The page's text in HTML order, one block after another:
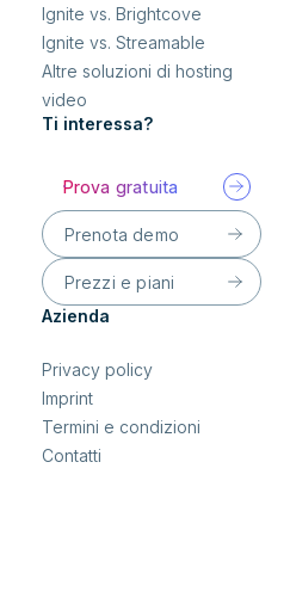
Ignite vs. Brightcove
Ignite vs. Streamable
Altre soluzioni di hosting
video
Ti interessa?
Prova gratuita
Prenota demo
Prezzi e piani
Azienda
Privacy policy
Imprint
Termini e condizioni
Contatti